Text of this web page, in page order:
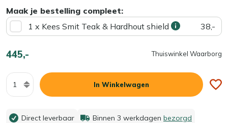
Maak je bestelling compleet:
1 x Kees Smit Teak & Hardhout shield
38,-
445,- Thuiswinkel Waarborg
Aantal
In Winkelwagen
Direct leverbaar Binnen 3 werkdagen bezorgd